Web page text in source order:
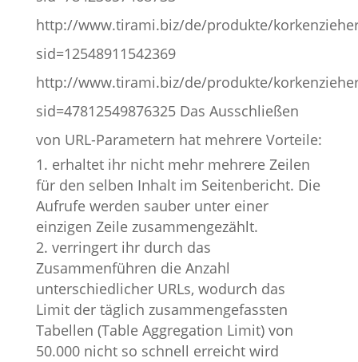
http://www.tirami.biz/de/produkte/
sid=12548911542369
http://www.tirami.biz/de/produkte/
sid=47812549876325 Das Ausschließen
von URL-Parametern hat mehrere Vorteile:
erhaltet ihr nicht mehr mehrere Zeilen
für den selben Inhalt im Seitenbericht. Die
Aufrufe werden sauber unter einer
einzigen Zeile zusammengezählt.
verringert ihr durch das
Zusammenführen die Anzahl
unterschiedlicher URLs, wodurch das
Limit der täglich zusammengefassten
Tabellen (Table Aggregation Limit) von
50.000 nicht so schnell erreicht wird